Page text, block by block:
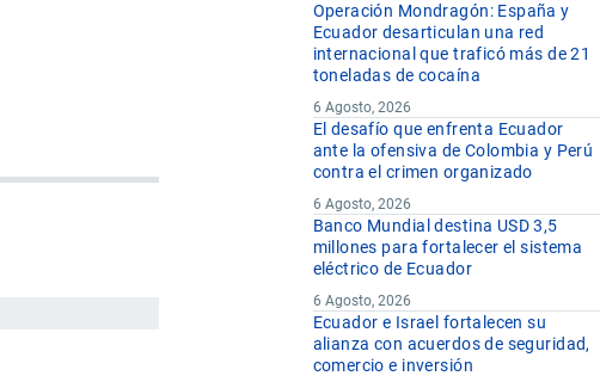
Operación Mondragón: España y
Ecuador desarticulan una red
internacional que traficó más de 21
toneladas de cocaína
6 Agosto, 2026
El desafío que enfrenta Ecuador
ante la ofensiva de Colombia y Perú
contra el crimen organizado
6 Agosto, 2026
Banco Mundial destina USD 3,5
millones para fortalecer el sistema
eléctrico de Ecuador
6 Agosto, 2026
Ecuador e Israel fortalecen su
alianza con acuerdos de seguridad,
comercio e inversión